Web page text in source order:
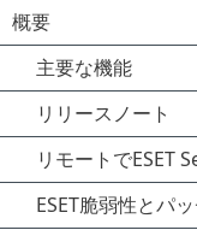
概要
主要な機能
リリースノート
リモートでESET
ESET脆弱性とパ